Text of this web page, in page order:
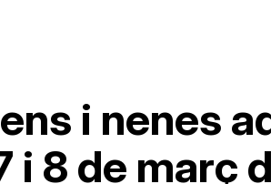
i nenes
i 8 de març